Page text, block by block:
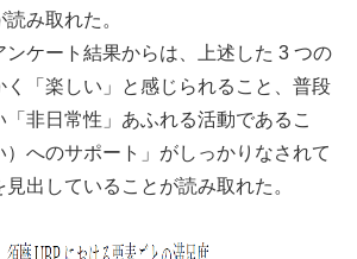
み取れた。
ンケート結果からは、上述した 3 つの
く「楽しい」と感じられること、普段
非日常性」あふれる活動であるこ
）へのサポート」がしっかりなされて
出していることが読み取れた。